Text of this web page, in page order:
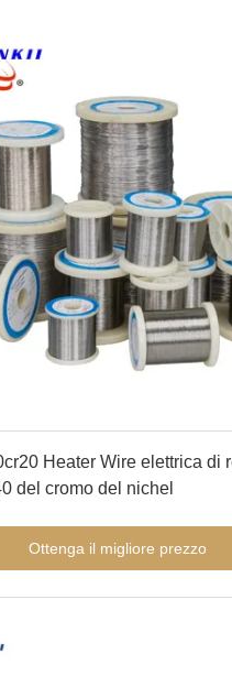
Heater Wire elettrica di
del cromo del nichel
Ottenga il migliore prezzo